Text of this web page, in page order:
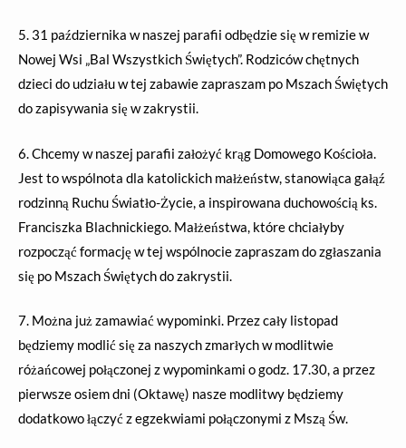
5. 31 października w naszej parafii odbędzie się w remizie w
Nowej Wsi „Bal Wszystkich Świętych”. Rodziców chętnych
dzieci do udziału w tej zabawie zapraszam po Mszach Świętych
do zapisywania się w zakrystii.
6. Chcemy w naszej parafii założyć krąg Domowego Kościoła.
Jest to wspólnota dla katolickich małżeństw, stanowiąca gałąź
rodzinną Ruchu Światło-Życie, a inspirowana duchowością ks.
Franciszka Blachnickiego. Małżeństwa, które chciałyby
rozpocząć formację w tej wspólnocie zapraszam do zgłaszania
się po Mszach Świętych do zakrystii.
7. Można już zamawiać wypominki. Przez cały listopad
będziemy modlić się za naszych zmarłych w modlitwie
różańcowej połączonej z wypominkami o godz. 17.30, a przez
pierwsze osiem dni (Oktawę) nasze modlitwy będziemy
dodatkowo łączyć z egzekwiami połączonymi z Mszą Św.